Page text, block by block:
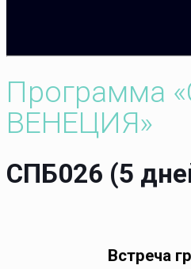
Программа
ВЕНЕЦИЯ»
СПБ026 (5
Встреча